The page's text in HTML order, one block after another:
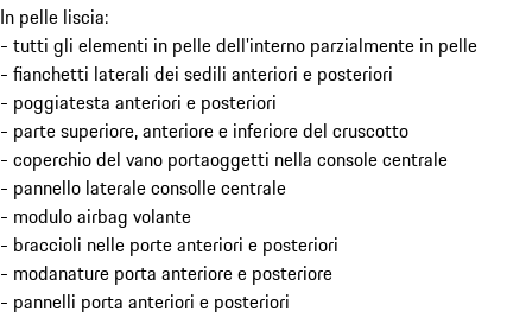
In pelle liscia:
- tutti gli elementi in pelle dell'interno parzialmente in pelle
- fianchetti laterali dei sedili anteriori e posteriori
- poggiatesta anteriori e posteriori
- parte superiore, anteriore e inferiore del cruscotto
- coperchio del vano portaoggetti nella console centrale
- pannello laterale consolle centrale
- modulo airbag volante
- braccioli nelle porte anteriori e posteriori
- modanature porta anteriore e posteriore
- pannelli porta anteriori e posteriori